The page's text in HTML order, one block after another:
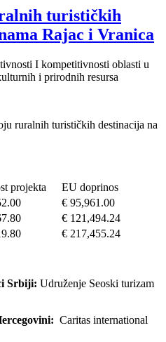
turističkih
Rajac i Vranica
I kompetitivnosti oblasti u
i prirodnih resursa
ruralnih turističkih destinacija na
projekta
EU doprinos
€ 95,961.00
€ 121,494.24
€ 217,455.24
Srbiji: Udruženje Seoski turizam
Caritas international